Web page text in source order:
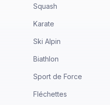
Squash
Karate
Ski Alpin
Biathlon
Sport de Force
Fléchettes